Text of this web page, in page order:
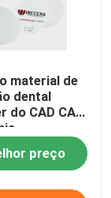
material de
dental
do CAD CAM
de 43% -
preço